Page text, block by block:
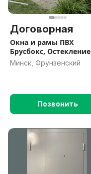
Договорная
Окна и рамы ПВХ
Брусбокс, Остекление
Террас, Дач , Домов
Минск, Фрунзенский
Позвонить